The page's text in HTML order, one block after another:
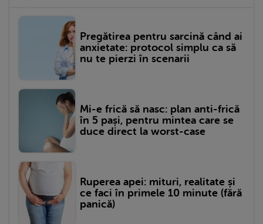
Pregătirea pentru sarcină când ai
anxietate: protocol simplu ca să
nu te pierzi în scenarii
Mi-e frică să nasc: plan anti-frică
în 5 pași, pentru mintea care se
duce direct la worst-case
Ruperea apei: mituri, realitate și
ce faci în primele 10 minute (fără
panică)